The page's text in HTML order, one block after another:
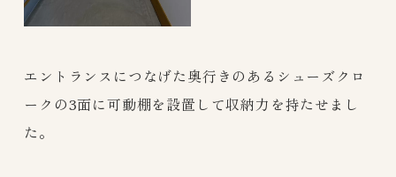
エントランスにつなげた奥行きのあるシューズクロ
ークの3面に可動棚を設置して収納力を持たせまし
た。